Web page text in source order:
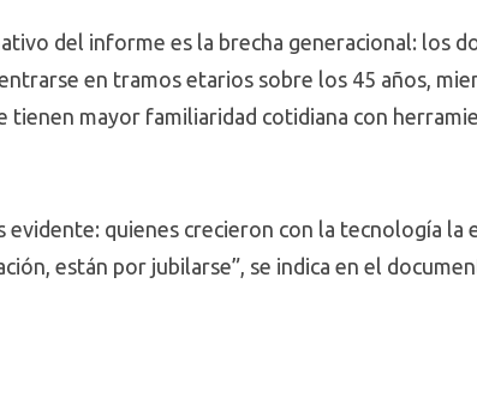
del informe es la brecha generacional: los
en tramos etarios sobre los 45 años,
tienen mayor familiaridad cotidiana con
evidente: quienes crecieron con la tecnología
están por jubilarse”, se indica en el